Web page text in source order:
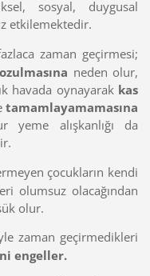
sosyal, duygusal
etkilemektedir.
zaman geçirmesi;
neden olur,
havada oynayarak kas
tamamlayamamasına
alışkanlığı da
çocukların kendi
olumsuz olacağından
olur.
zaman geçirmedikleri
engeller.